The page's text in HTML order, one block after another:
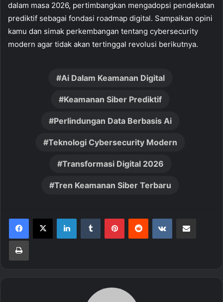
dalam masa 2026, pertimbangkan mengadopsi pendekatan
prediktif sebagai fondasi roadmap digital. Sampaikan opini
kamu dan simak perkembangan tentang cybersecurity
modern agar tidak akan tertinggal revolusi berikutnya.
Ai Dalam Keamanan Digital
Keamanan Siber Prediktif
Perlindungan Data Berbasis Ai
Teknologi Cybersecurity Modern
Transformasi Digital 2026
Tren Keamanan Siber Terbaru
LinkedInTumblr PinterestReddit VKontakte
Print